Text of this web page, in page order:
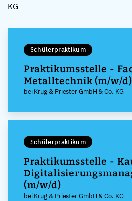
KG
Schülerpraktikum
Praktikumsstelle -
Metalltechnik (m/w/d)
bei Krug & Priester GmbH & Co. KG
Schülerpraktikum
Praktikumsstelle -
(m/w/d)
bei Krug & Priester GmbH & Co. KG